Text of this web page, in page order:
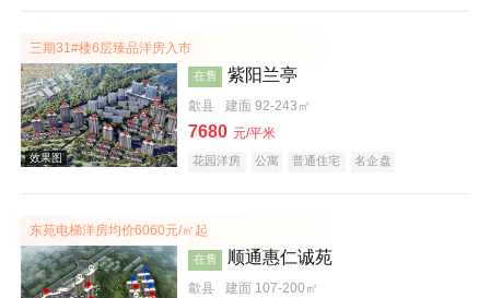
效果图
三期31#楼6层臻品洋房入市
在售 紫阳兰亭
歙县 建面 92-243㎡
7680 元/平米
花园洋房 公寓 普通住宅
名企盘
东苑电梯洋房均价6060元/㎡起
在售 顺通惠仁诚苑
歙县 建面 107-200㎡